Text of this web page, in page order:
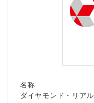
名称
ダイヤモンド・リア
Japanese
English